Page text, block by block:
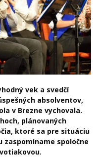
vek a svedčí
absolventov,
v Brezne vychovala.
plánovaných
ktoré sa pre situáciu
zaspomíname spoločne